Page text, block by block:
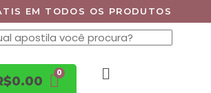
EM TODOS OS PRODUTOS
0.00